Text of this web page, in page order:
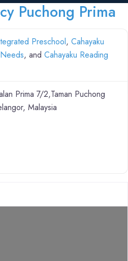
Puchong Prima
Preschool, Cahayaku
, and Cahayaku Reading
Prima 7/2,Taman Puchong
Malaysia